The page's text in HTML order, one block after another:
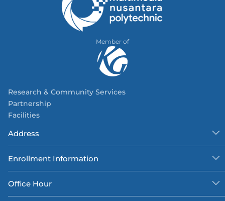
Member of
Research & Community Services
Partnership
Facilities
Address
Enrollment Information
Office Hour